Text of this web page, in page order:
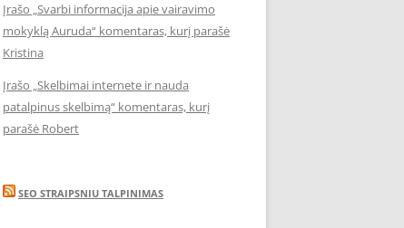
Įrašo „Svarbi informacija apie vairavimo
mokyklą Auruda“ komentaras, kurį parašė
Kristina
Įrašo „Skelbimai internete ir nauda
patalpinus skelbimą“ komentaras, kurį
parašė Robert
SEO STRAIPSNIU TALPINIMAS